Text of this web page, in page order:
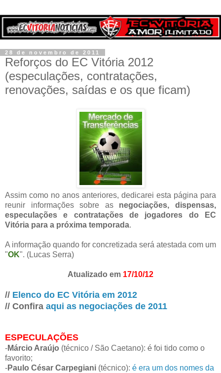
28 de novembro de 2011
Reforços do EC Vitória 2012
(especulações, contratações,
renovações, saídas e os que ficam)
Assim como no anos anteriores, dedicarei esta página para
reunir informações sobre as negociações, dispensas,
especulações e contratações de jogadores do EC
Vitória para a próxima temporada.
A informação quando for concretizada será atestada com um
"OK". (Lucas Serra)
Atualizado em 17/10/12
// Elenco do EC Vitória em 2012
// Confira aqui as negociações de 2011
ESPECULAÇÕES
-Márcio Araújo (técnico / São Caetano): é foi tido como o
favorito;
-Paulo César Carpegiani (técnico): é era um dos nomes da